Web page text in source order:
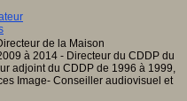
de la Maison
à 2014 - Directeur du CDDP du
adjoint du CDDP de 1996 à 1999,
Image- Conseiller audiovisuel et